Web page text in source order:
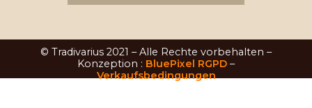
© Tradivarius 2021 – Alle Rechte vorbehalten –
Konzeption : BluePixel RGPD –
Verkaufsbedingungen